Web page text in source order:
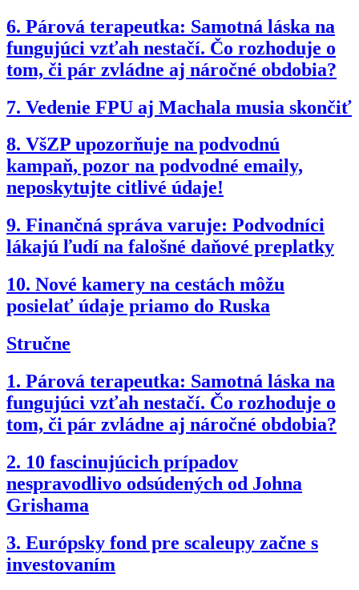
6. Párová terapeutka: Samotná láska na
fungujúci vzťah nestačí. Čo rozhoduje o
tom, či pár zvládne aj náročné obdobia?
7. Vedenie FPU aj Machala musia skončiť
8. VšZP upozorňuje na podvodnú
kampaň, pozor na podvodné emaily,
neposkytujte citlivé údaje!
9. Finančná správa varuje: Podvodníci
lákajú ľudí na falošné daňové preplatky
10. Nové kamery na cestách môžu
posielať údaje priamo do Ruska
Stručne
1. Párová terapeutka: Samotná láska na
fungujúci vzťah nestačí. Čo rozhoduje o
tom, či pár zvládne aj náročné obdobia?
2. 10 fascinujúcich prípadov
nespravodlivo odsúdených od Johna
Grishama
3. Európsky fond pre scaleupy začne s
investovaním